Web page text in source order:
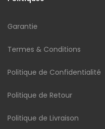
Garantie
Termes & Conditions
Politique de Confidentialité
Politique de Retour
Politique de Livraison